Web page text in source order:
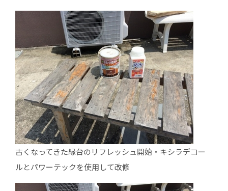
古くなってきた縁台のリフレッシュ開始・キシラデコー
ルとパワーテックを使用して改修